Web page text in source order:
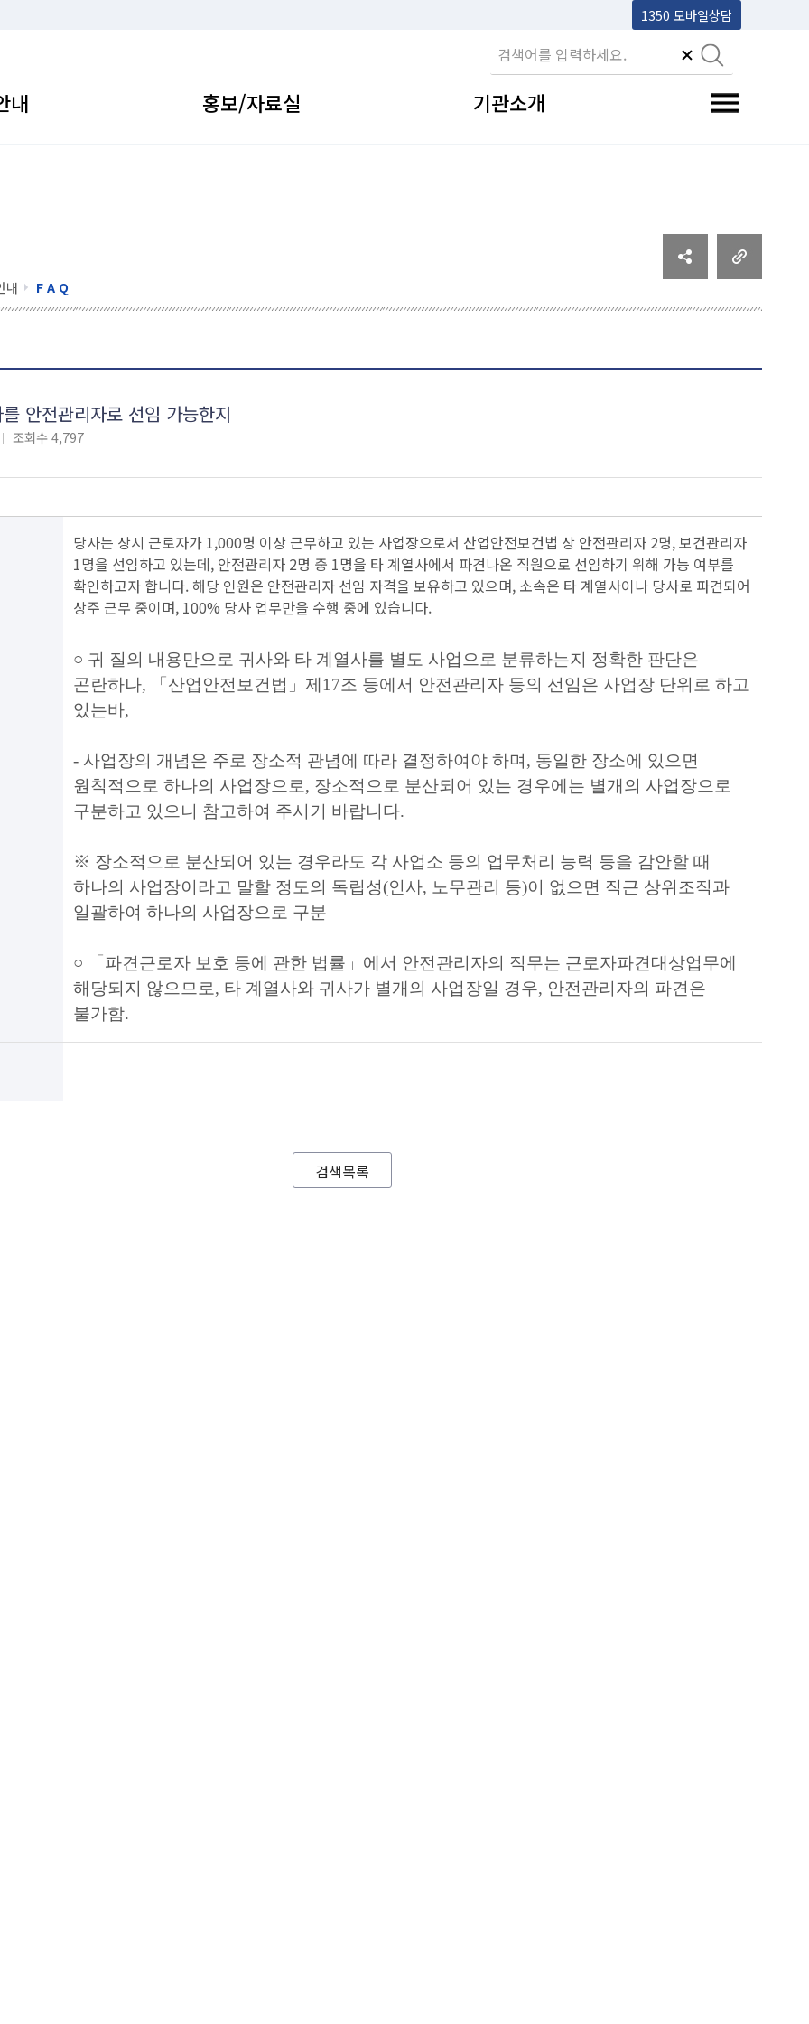
1350 모바일상담
내 홍보/자료실 기관소개 전체메뉴 토글
내 F A Q
안전관리자로 선임 가능한지
조회수4,797
당사는 상시 근로자가 1,000명 이상 근무하고 있는 사업장으로서 산업안전보건법 상 안전관리자 2명, 보건관리자
1명을 선임하고 있는데, 안전관리자 2명 중 1명을 타 계열사에서 파견나온 직원으로 선임하기 위해 가능 여부를
확인하고자 합니다. 해당 인원은 안전관리자 선임 자격을 보유하고 있으며, 소속은 타 계열사이나 당사로 파견되어
상주 근무 중이며, 100% 당사 업무만을 수행 중에 있습니다.
○ 귀 질의 내용만으로 귀사와 타 계열사를 별도 사업으로 분류하는지 정확한 판단은
곤란하나, 「산업안전보건법 」 제17조 등에서 안전관리자 등의 선임은 사업장 단위로 하고
있는바,
- 사업장의 개념은 주로 장소적 관념에 따라 결정하여야 하며, 동일한 장소에 있으면
원칙적으로 하나의 사업장으로, 장소적으로 분산되어 있는 경우에는 별개의 사업장으로
구분하고 있으니 참고하여 주시기 바랍니다.
※ 장소적으로 분산되어 있는 경우라도 각 사업소 등의 업무처리 능력 등을 감안할 때
하나의 사업장이라고 말할 정도의 독립성(인사, 노무관리 등)이 없으면 직근 상위조직과
일괄하여 하나의 사업장으로 구분
○ 「파견근로자 보호 등에 관한 법률 」 에서 안전관리자의 직무는 근로자파견대상업무에
해당되지 않으므로, 타 계열사와 귀사가 별개의 사업장일 경우, 안전관리자의 파견은
불가함.
검색목록